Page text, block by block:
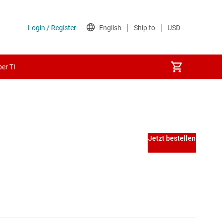
TI
Jetzt bestellen